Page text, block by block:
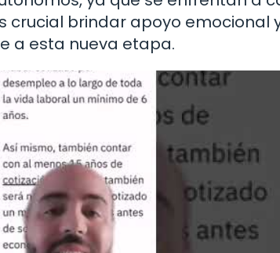
crucial brindar apoyo
a esta nueva etapa.